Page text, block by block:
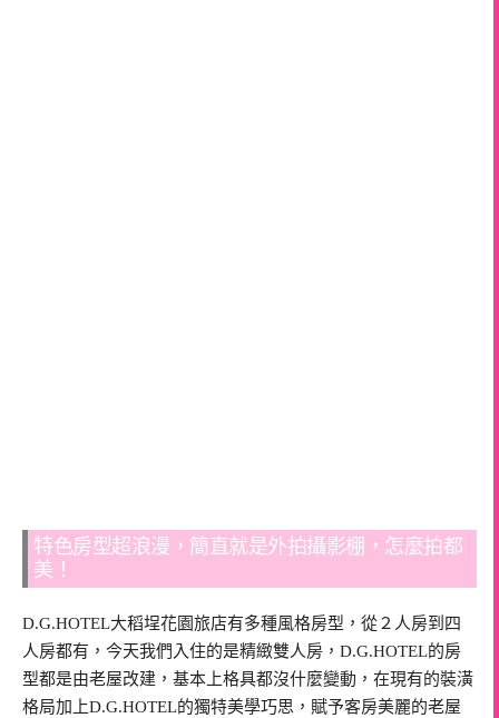
特色房型超浪漫，簡直就是外拍攝影棚，怎麼拍都
美！
D.G.HOTEL大稻埕花園旅店有多種風格房型，從２人房到四
人房都有，今天我們入住的是精緻雙人房，D.G.HOTEL的房
型都是由老屋改建，基本上格具都沒什麼變動，在現有的裝潢
格局加上D.G.HOTEL的獨特美學巧思，賦予客房美麗的老屋